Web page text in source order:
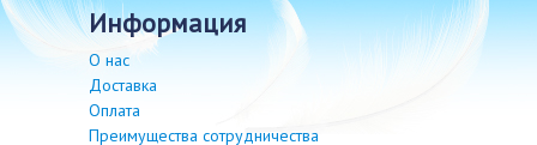
информация
О нас
Доставка
Оплата
Преимущества сотрудничества